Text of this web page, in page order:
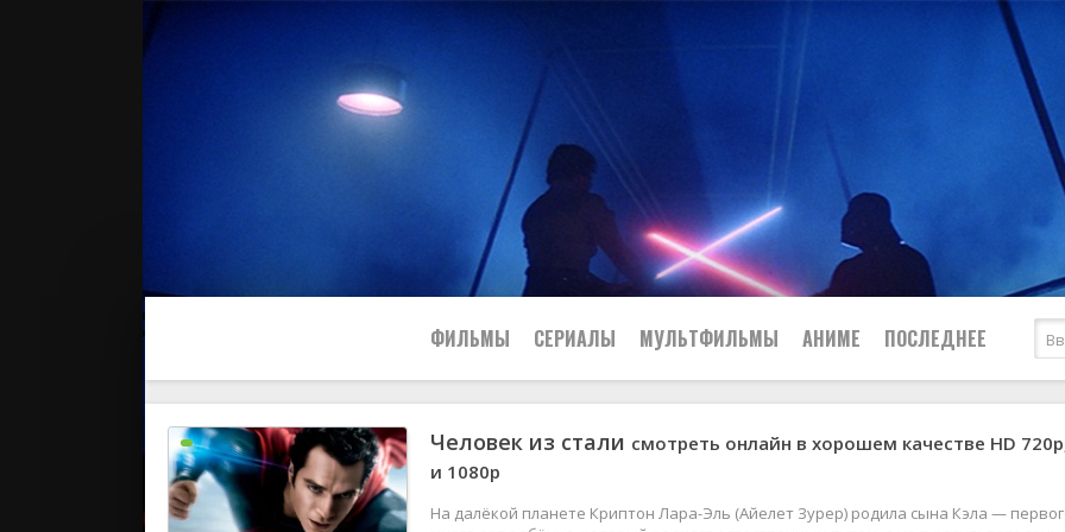
ФИЛЬМЫ
Все
2024
Военные
Криминал
Приключения
СЕРИАЛЫ МУЛЬТФИЛЬМЫ АНИМЕ ПОСЛЕДНЕЕ
Все
Человек из стали смотреть онлайн в хорошем качестве HD
и 1080p
На далёкой планете Криптон Лара-Эль (Айелет Зурер) родила сына Кэла —